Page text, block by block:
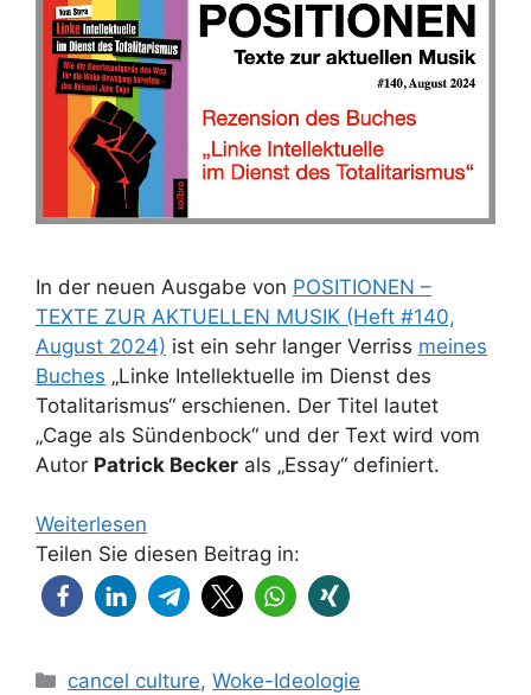
In der neuen Ausgabe von POSITIONEN –
TEXTE ZUR AKTUELLEN MUSIK (Heft #140,
August 2024) ist ein sehr langer Verriss meines
Buches „Linke Intellektuelle im Dienst des
Totalitarismus“ erschienen. Der Titel lautet
„Cage als Sündenbock“ und der Text wird vom
Autor Patrick Becker als „Essay“ definiert.
Weiterlesen
Teilen Sie diesen Beitrag in:
Kategorien
cancel culture,Woke-Ideologie